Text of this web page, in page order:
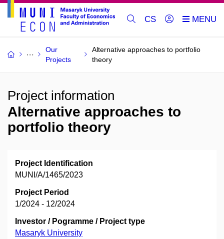
CS
Our
Projects
Alternative approaches to portfolio
theory
Project information
Alternative approaches to
portfolio theory
Project Identification
MUNI/A/1465/2023
Project Period
1/2024 - 12/2024
Investor / Pogramme / Project type
Masaryk University